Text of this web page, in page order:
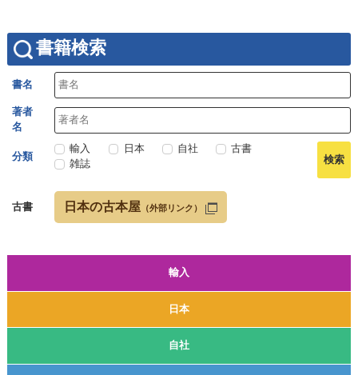
輸入
日本
自社
書籍検索
書名
著者
名
分類
輸入 日本 自社
古書
雑誌
古書 日本の古本屋 （外部リンク）